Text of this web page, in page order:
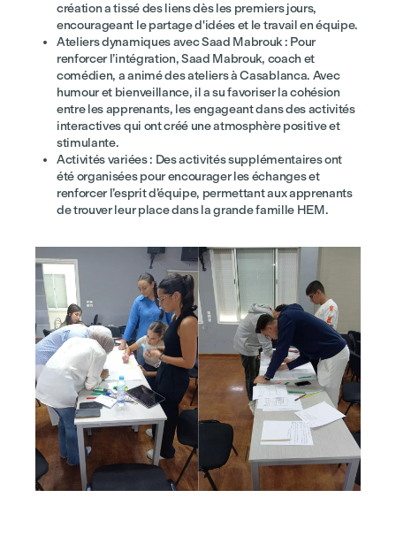
création a tissé des liens dès les premiers jours,
encourageant le partage d'idées et le travail en équipe.
Ateliers dynamiques avec Saad Mabrouk : Pour
renforcer l’intégration, Saad Mabrouk, coach et
comédien, a animé des ateliers à Casablanca. Avec
humour et bienveillance, il a su favoriser la cohésion
entre les apprenants, les engageant dans des activités
interactives qui ont créé une atmosphère positive et
stimulante.
Activités variées : Des activités supplémentaires ont
été organisées pour encourager les échanges et
renforcer l’esprit d’équipe, permettant aux apprenants
de trouver leur place dans la grande famille HEM.